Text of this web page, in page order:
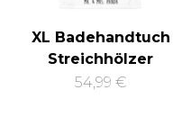
XL Badehandtuch
Streichhölzer
54,99 €